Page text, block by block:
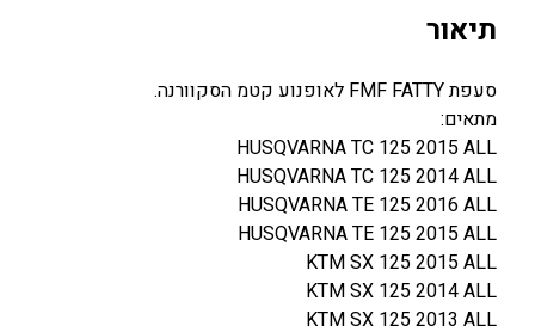
K
T
/
H
U
S
Q
1
2
5
תיאור
סעפת FMF FATTY לאופנוע קטמ הסקוורנה.
מתאים:
HUSQVARNA TC 125 2015 ALL
HUSQVARNA TC 125 2014 ALL
HUSQVARNA TE 125 2016 ALL
HUSQVARNA TE 125 2015 ALL
KTM SX 125 2015 ALL
KTM SX 125 2014 ALL
KTM SX 125 2013 ALL